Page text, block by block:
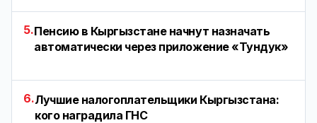
5.Пенсию в Кыргызстане начнут назначать
автоматически через приложение «Тундук»
6.Лучшие налогоплательщики Кыргызстана:
кого наградила ГНС